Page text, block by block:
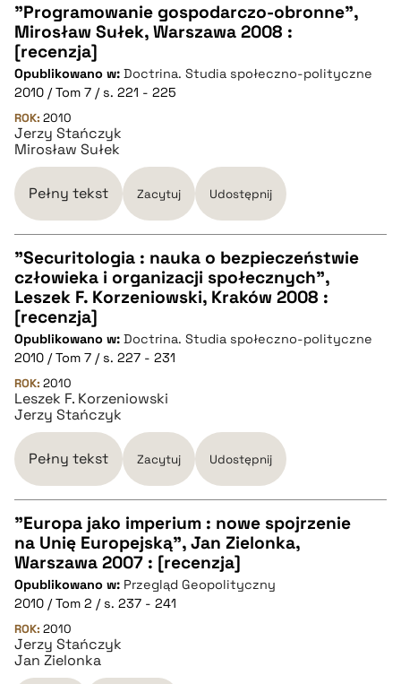
CZYSTY TEKST
pobierz cytat
BIBTEX
pobierz cytat
"Programowanie gospodarczo-obronne",
Mirosław Sułek, Warszawa 2008 :
[recenzja]
Opublikowano w: Doctrina. Studia społeczno-polityczne
2010 / Tom 7 / s. 221 - 225
ROK: 2010
Jerzy Stańczyk
Mirosław Sułek
Pełny tekst Zacytuj Udostępnij
CZYSTY TEKST
pobierz cytat
BIBTEX
pobierz cytat
"Securitologia : nauka o bezpieczeństwie
człowieka i organizacji społecznych",
Leszek F. Korzeniowski, Kraków 2008 :
[recenzja]
Opublikowano w: Doctrina. Studia społeczno-polityczne
2010 / Tom 7 / s. 227 - 231
ROK: 2010
Leszek F. Korzeniowski
Jerzy Stańczyk
Pełny tekst Zacytuj Udostępnij
CZYSTY TEKST
pobierz cytat
BIBTEX
"Europa jako imperium : nowe spojrzenie
na Unię Europejską", Jan Zielonka,
Warszawa 2007 : [recenzja]
Opublikowano w: Przegląd Geopolityczny
2010 / Tom 2 / s. 237 - 241
ROK: 2010
Jerzy Stańczyk
Jan Zielonka